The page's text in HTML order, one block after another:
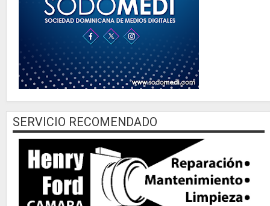
SERVICIO RECOMENDADO